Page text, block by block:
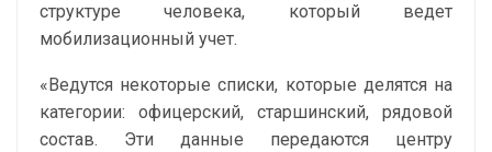
структуре человека, который ведет
мобилизационный учет.
«Ведутся некоторые списки, которые делятся на
категории: офицерский, старшинский, рядовой
состав. Эти данные передаются центру